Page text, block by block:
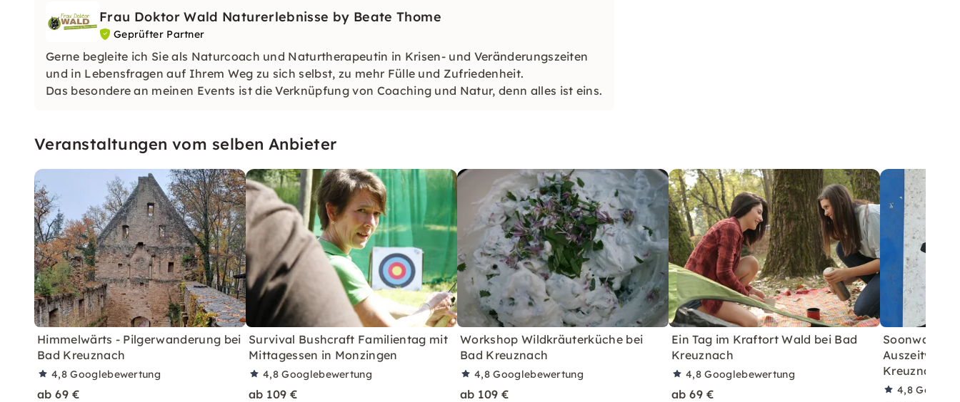
Frau Doktor Wald Naturerlebnisse by Beate Thome
Geprüfter Partner
Gerne begleite ich Sie als Naturcoach und Naturtherapeutin in Krisen- und Veränderungszeiten
und in Lebensfragen auf Ihrem Weg zu sich selbst, zu mehr Fülle und Zufriedenheit.
Das besondere an meinen Events ist die Verknüpfung von Coaching und Natur, denn alles ist eins.
Veranstaltungen vom selben Anbieter
Himmelwärts - Pilgerwanderung bei
Bad Kreuznach
4,8Googlebewertung
ab 69 €
Survival Bushcraft Familientag mit
Mittagessen in Monzingen
4,8Googlebewertung
ab 109 €
Workshop Wildkräuterküche bei
Bad Kreuznach
4,8Googlebewertung
ab 109 €
Ein Tag im Kraftort Wald bei Bad
Kreuznach
4,8Googlebewertung
ab 69 €
Soonwald
Kreuznach
4,8